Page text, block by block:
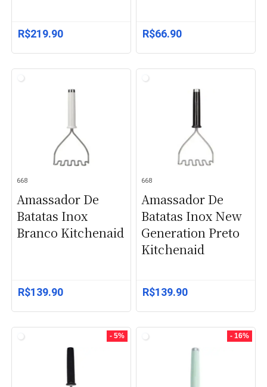
R$219.90 R$66.90
668
Amassador De
Batatas Inox
Branco Kitchenaid
R$139.90
668
Amassador De
Batatas Inox New
Generation Preto
Kitchenaid
R$139.90
- 5% - 16%